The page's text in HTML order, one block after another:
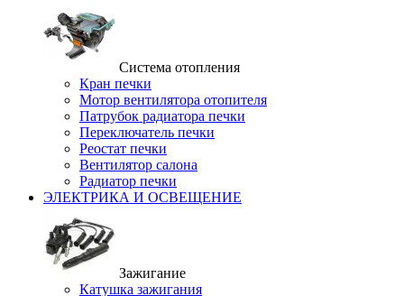
Система отопления
Кран печки
Мотор вентилятора отопителя
Патрубок радиатора печки
Переключатель печки
Реостат печки
Вентилятор салона
Радиатор печки
ЭЛЕКТРИКА И ОСВЕЩЕНИЕ
Зажигание
Катушка зажигания